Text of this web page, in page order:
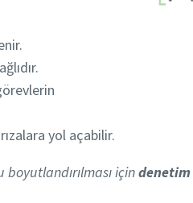
yol açabilir.
içindenetim